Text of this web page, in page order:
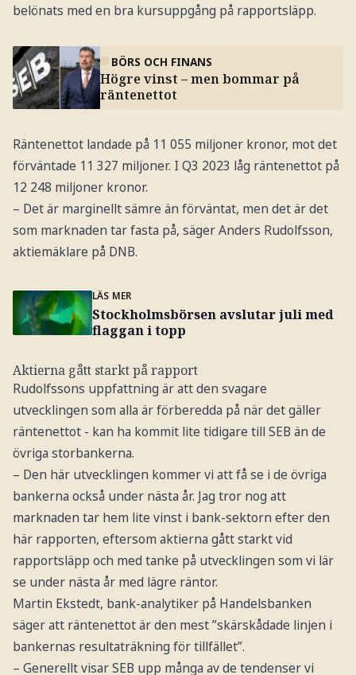
belönats med en bra kursuppgång på rapportsläpp.
BÖRS OCH FINANS
Högre vinst – men bommar på
räntenettot
Räntenettot landade på 11 055 miljoner kronor, mot det
förväntade 11 327 miljoner. I Q3 2023 låg räntenettot på
12 248 miljoner kronor.
– Det är marginellt sämre än förväntat, men det är det
som marknaden tar fasta på, säger Anders Rudolfsson,
aktiemäklare på DNB.
LÄS MER
Stockholmsbörsen avslutar juli med
flaggan i topp
Aktierna gått starkt på rapport
Rudolfssons uppfattning är att den svagare
utvecklingen som alla är förberedda på när det gäller
räntenettot - kan ha kommit lite tidigare till SEB än de
övriga storbankerna.
– Den här utvecklingen kommer vi att få se i de övriga
bankerna också under nästa år. Jag tror nog att
marknaden tar hem lite vinst i bank-sektorn efter den
här rapporten, eftersom aktierna gått starkt vid
rapportsläpp och med tanke på utvecklingen som vi lär
se under nästa år med lägre räntor.
Martin Ekstedt, bank-analytiker på Handelsbanken
säger att räntenettot är den mest ”skärskådade linjen i
bankernas resultaträkning för tillfället”.
– Generellt visar SEB upp många av de tendenser vi